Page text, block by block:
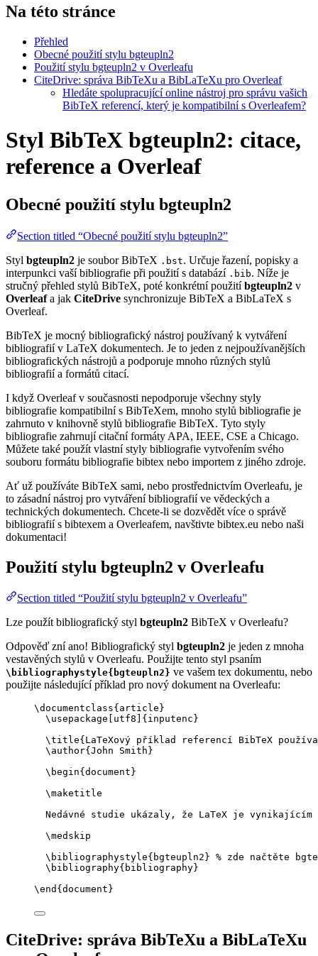
Na této stránce
Přehled
Obecné použití stylu bgteupln2
Použití stylu bgteupln2 v Overleafu
CiteDrive: správa BibTeXu a BibLaTeXu pro Overleaf
Hledáte spolupracující online nástroj pro správu vašich
BibTeX referencí, který je kompatibilní s Overleafem?
Styl BibTeX bgteupln2: citace,
reference a Overleaf
Obecné použití stylu bgteupln2
Section titled “Obecné použití stylu bgteupln2”
Styl bgteupln2 je soubor BibTeX .bst. Určuje řazení, popisky a
interpunkci vaší bibliografie při použití s databází .bib. Níže je
stručný přehled stylů BibTeX, poté konkrétní použitíbgteupln2 v
Overleafa jak CiteDrive synchronizuje BibTeX a BibLaTeX s
Overleaf.
BibTeX je mocný bibliografický nástroj používaný k vytváření
bibliografií v LaTeX dokumentech. Je to jeden z nejpoužívanějších
bibliografických nástrojů a podporuje mnoho různých stylů
bibliografií a formátů citací.
I když Overleaf v současnosti nepodporuje všechny styly
bibliografie kompatibilní s BibTeXem, mnoho stylů bibliografie je
zahrnuto v knihovně stylů bibliografie BibTeX. Tyto styly
bibliografie zahrnují citační formáty APA, IEEE, CSE a Chicago.
Můžete také použít vlastní styly bibliografie vytvořením svého
souboru formátu bibliografie bibtex nebo importem z jiného zdroje.
Ať už používáte BibTeX sami, nebo prostřednictvím Overleafu, je
to zásadní nástroj pro vytváření bibliografií ve vědeckých a
technických dokumentech. Chcete-li se dozvědět více o správě
bibliografií s bibtexem a Overleafem, navštivte bibtex.eu nebo naši
dokumentaci!
Použití stylu bgteupln2 v Overleafu
Section titled “Použití stylu bgteupln2 v Overleafu”
Lze použít bibliografický styl bgteupln2 BibTeX v Overleafu?
Odpověď zní ano! Bibliografický styl bgteupln2 je jeden z mnoha
vestavěných stylů v Overleafu. Použijte tento styl psaním
\bibliographystyle{bgteupln2} ve vašem tex dokumentu, nebo
použijte následující příklad pro nový dokument na Overleafu:
\documentclass{ article }
\usepackage
utf8 ]{ inputenc }
\title{LaTeXový příklad referencí BibTeX
\author{John Smith}
\begin{ document }
\maketitle
Nedávné studie ukázaly, že LaTeX je vynikajícím
\medskip
\bibliographystyle{bgteupln2} % zde načtěte
\bibliography{bibliography}
\end { document }
CiteDrive: správa BibTeXu a BibLaTeXu